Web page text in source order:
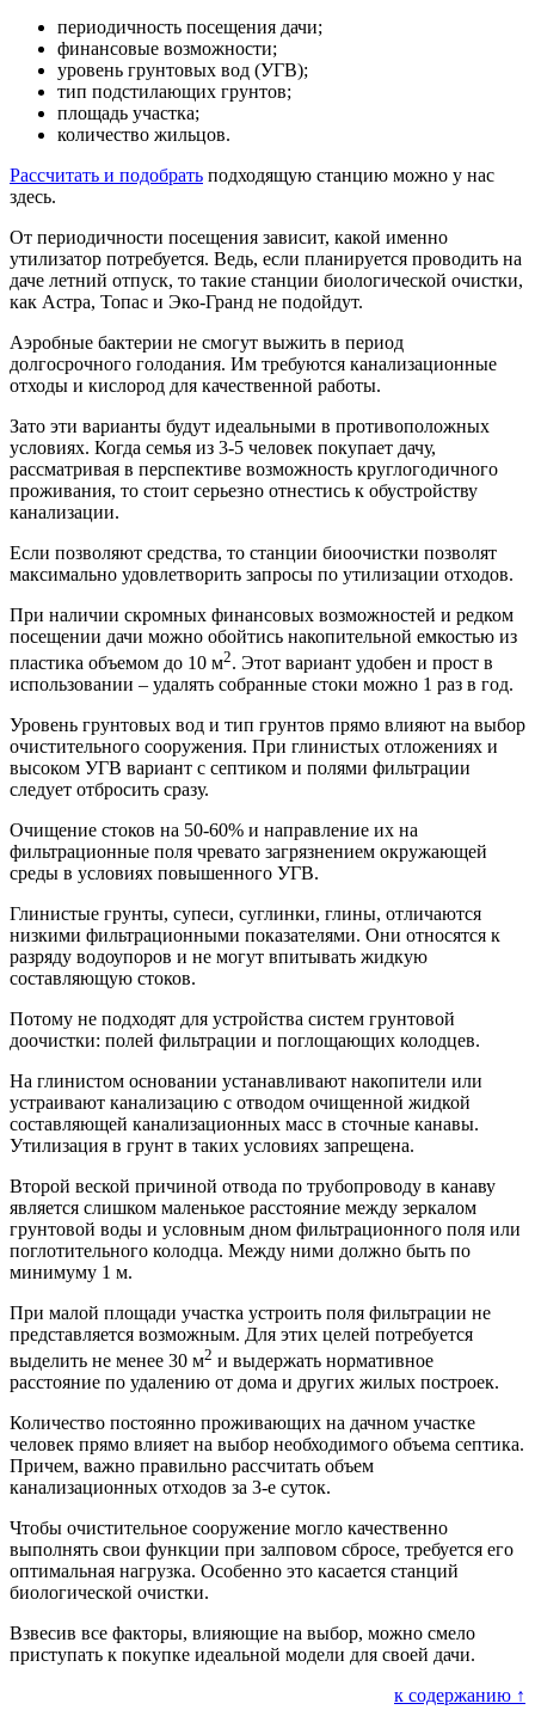
периодичность посещения дачи;
финансовые возможности;
уровень грунтовых вод (УГВ);
тип подстилающих грунтов;
площадь участка;
количество жильцов.
Рассчитать и подобрать подходящую станцию можно у нас
здесь.
От периодичности посещения зависит, какой именно
утилизатор потребуется. Ведь, если планируется проводить на
даче летний отпуск, то такие станции биологической очистки,
как Астра, Топас и Эко-Гранд не подойдут.
Аэробные бактерии не смогут выжить в период
долгосрочного голодания. Им требуются канализационные
отходы и кислород для качественной работы.
Зато эти варианты будут идеальными в противоположных
условиях. Когда семья из 3-5 человек покупает дачу,
рассматривая в перспективе возможность круглогодичного
проживания, то стоит серьезно отнестись к обустройству
канализации.
Если позволяют средства, то станции биоочистки позволят
максимально удовлетворить запросы по утилизации отходов.
При наличии скромных финансовых возможностей и редком
посещении дачи можно обойтись накопительной емкостью из
пластика объемом до 10 м2. Этот вариант удобен и прост в
использовании – удалять собранные стоки можно 1 раз в год.
Уровень грунтовых вод и тип грунтов прямо влияют на выбор
очистительного сооружения. При глинистых отложениях и
высоком УГВ вариант с септиком и полями фильтрации
следует отбросить сразу.
Очищение стоков на 50-60% и направление их на
фильтрационные поля чревато загрязнением окружающей
среды в условиях повышенного УГВ.
Глинистые грунты, супеси, суглинки, глины, отличаются
низкими фильтрационными показателями. Они относятся к
разряду водоупоров и не могут впитывать жидкую
составляющую стоков.
Потому не подходят для устройства систем грунтовой
доочистки: полей фильтрации и поглощающих колодцев.
На глинистом основании устанавливают накопители или
устраивают канализацию с отводом очищенной жидкой
составляющей канализационных масс в сточные канавы.
Утилизация в грунт в таких условиях запрещена.
Второй веской причиной отвода по трубопроводу в канаву
является слишком маленькое расстояние между зеркалом
грунтовой воды и условным дном фильтрационного поля или
поглотительного колодца. Между ними должно быть по
минимуму 1 м.
При малой площади участка устроить поля фильтрации не
представляется возможным. Для этих целей потребуется
выделить не менее 30 м2 и выдержать нормативное
расстояние по удалению от дома и других жилых построек.
Количество постоянно проживающих на дачном участке
человек прямо влияет на выбор необходимого объема септика.
Причем, важно правильно рассчитать объем
канализационных отходов за 3-е суток.
Чтобы очистительное сооружение могло качественно
выполнять свои функции при залповом сбросе, требуется его
оптимальная нагрузка. Особенно это касается станций
биологической очистки.
Взвесив все факторы, влияющие на выбор, можно смело
приступать к покупке идеальной модели для своей дачи.
к содержанию ↑